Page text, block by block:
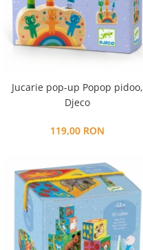
Jucarie pop-up Popop pidoo,
Djeco
119,00 RON